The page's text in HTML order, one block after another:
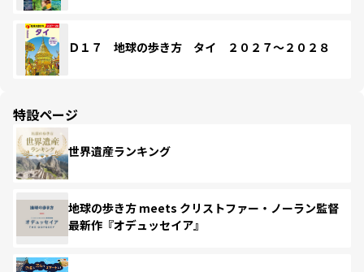
Ｄ１７ 地球の歩き方 タイ ２０２７～２０２８
特設ページ
世界遺産ランキング
地球の歩き方 meets クリストファー・ノーラン監督
最新作『オデュッセイア』